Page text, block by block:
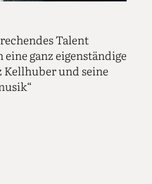
Talent
ganz eigenständige
und seine